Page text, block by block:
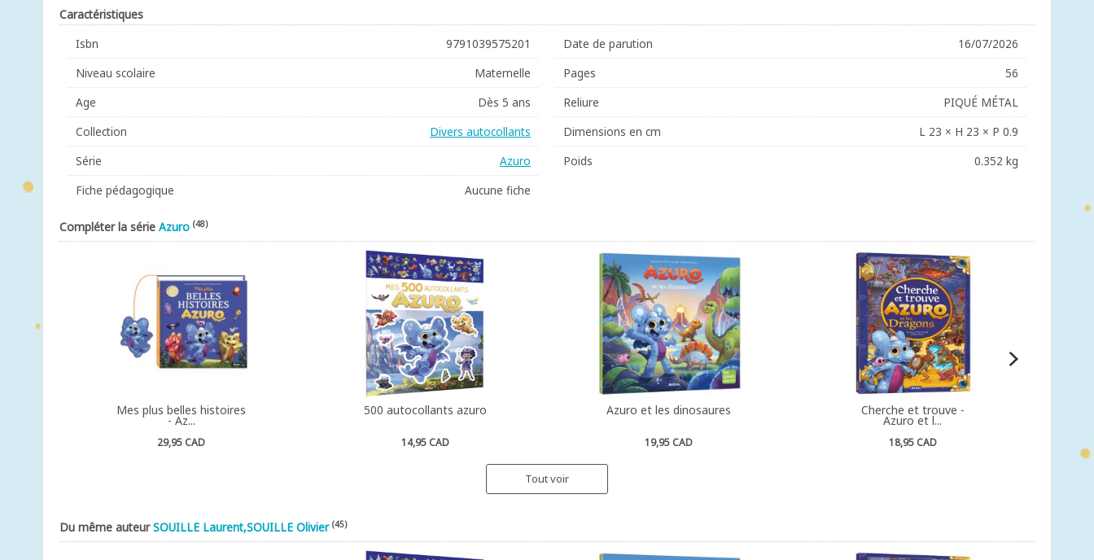
Caractéristiques
Isbn
9791039575201
Niveau scolaire
Maternelle
Age
Dès 5 ans
Collection
Divers autocollants
Série
Azuro
Fiche pédagogique
Aucune fiche
Date de parution
16/07/2026
Pages
56
Reliure
PIQUÉ MÉTAL
Dimensions en cm
L 23 × H 23 × P 0.9
Poids
0.352 kg
Compléter la série Azuro (48)
Mes plus belles histoires
- Az...
29,95 CAD
500 autocollants azuro
14,95 CAD
Azuro et les dinosaures
19,95 CAD
Cherche et trouve -
Azuro et l...
18,95 CAD
Tout voir
Du même auteurSOUILLE Laurent,SOUILLE Olivier (45)